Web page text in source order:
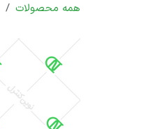
همه محصولات